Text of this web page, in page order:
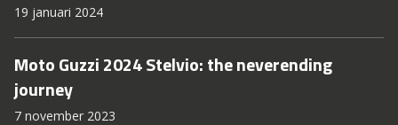
19 januari 2024
Moto Guzzi 2024 Stelvio: the neverending
journey
7 november 2023